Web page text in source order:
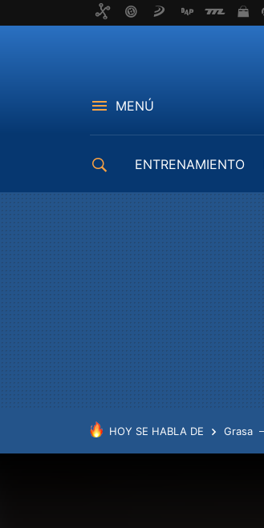
MENÚ
ENTRENAMIENTO
HOY SE HABLA DE Grasa